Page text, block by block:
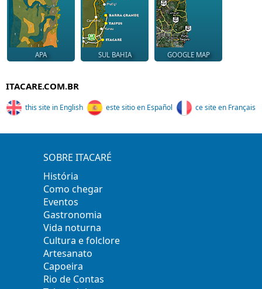
APA SUL BAHIA GOOGLE MAP
ITACARE.COM.BR
this site in English este sitio en Español ce site en Français
SOBRE ITACARÉ
História
Como chegar
Eventos
Gastronomia
Vida noturna
Cultura e folclore
Artesanato
Capoeira
Rio de Contas